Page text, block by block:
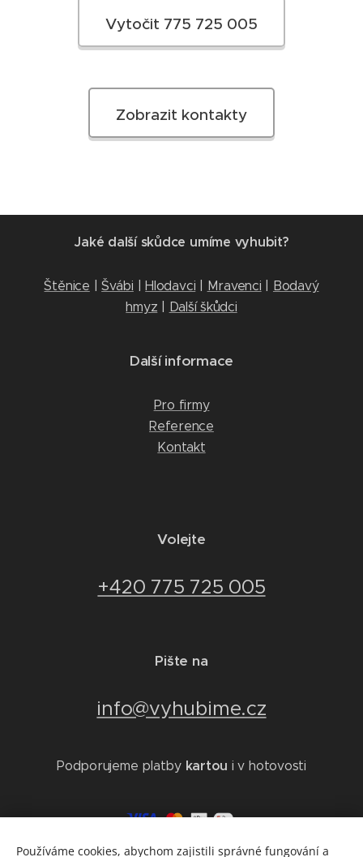
Vytočit 775 725 005
Zobrazit kontakty
Jaké další skůdce umíme vyhubit?
Štěnice |Švábi |Hlodavci Mravenci
Bodavý
hmyz
Další škůdci
Další informace
Pro firmy
Reference
Kontakt
Volejte
+420 775 725 005
Pište na
info@vyhubime.cz
Podporujeme platby kartou i v hotovosti
Používáme cookies, abychom zajistili správné fungování a